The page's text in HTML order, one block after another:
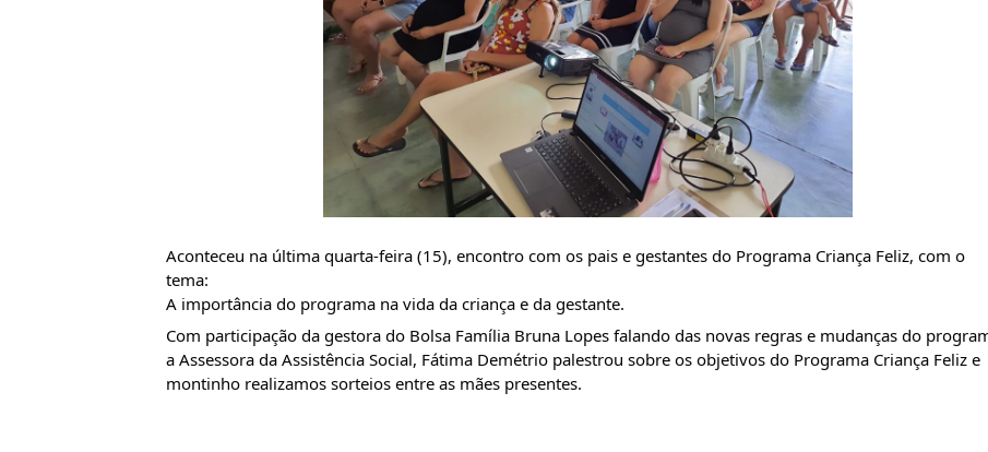
Aconteceu na última quarta-feira (15), encontro com os pais e gestantes do Programa Criança Feliz, com o
tema:
A importância do programa na vida da criança e da gestante.
Com participação da gestora do Bolsa Família Bruna Lopes falando das novas regras e mudanças do
a Assessora da Assistência Social, Fátima Demétrio palestrou sobre os objetivos do Programa Criança Feliz e
montinho realizamos sorteios entre as mães presentes.